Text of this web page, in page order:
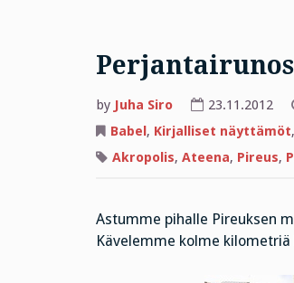
by Juha Siro 23.11.2012
Babel, Kirjalliset näyttämöt,
Akropolis, Ateena, Pireus,
Astumme pihalle Pireuksen
Kävelemme kolme